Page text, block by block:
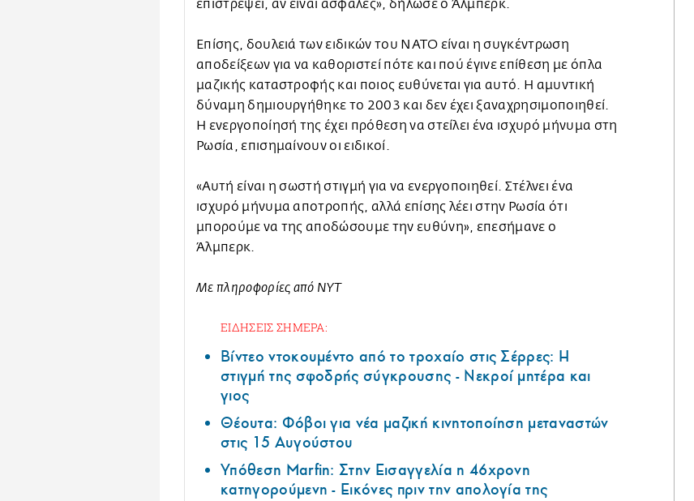
επιστρέψει, αν είναι ασφαλές», δήλωσε ο Άλμπερκ.
Επίσης, δουλειά των ειδικών του ΝΑΤΟ είναι η συγκέντρωση
αποδείξεων για να καθοριστεί πότε και πού έγινε επίθεση με όπλα
μαζικής καταστροφής και ποιος ευθύνεται για αυτό. Η αμυντική
δύναμη δημιουργήθηκε το 2003 και δεν έχει ξαναχρησιμοποιηθεί.
Η ενεργοποίησή της έχει πρόθεση να στείλει ένα ισχυρό μήνυμα στη
Ρωσία, επισημαίνουν οι ειδικοί.
«Αυτή είναι η σωστή στιγμή για να ενεργοποιηθεί. Στέλνει ένα
ισχυρό μήνυμα αποτροπής, αλλά επίσης λέει στην Ρωσία ότι
μπορούμε να της αποδώσουμε την ευθύνη», επεσήμανε ο
Άλμπερκ.
Με πληροφορίες από NYT
ΕΙΔΗΣΕΙΣ ΣΗΜΕΡΑ:
Βίντεο ντοκουμέντο από το τροχαίο στις Σέρρες: Η
στιγμή της σφοδρής σύγκρουσης - Νεκροί μητέρα και
γιος
Θέουτα: Φόβοι για νέα μαζική κινητοποίηση μεταναστών
στις 15 Αυγούστου
Υπόθεση Marfin: Στην Εισαγγελία η 46χρονη
κατηγορούμενη - Εικόνες πριν την απολογία της